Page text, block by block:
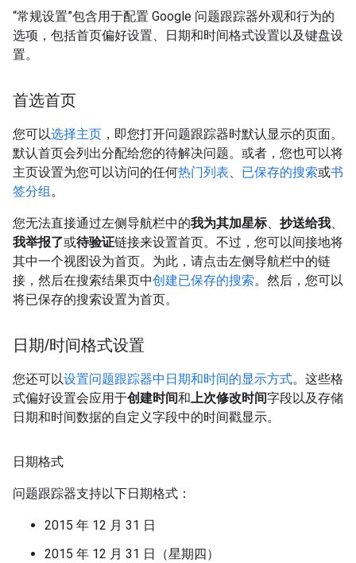
“常规设置”包含用于配置 Google 问题跟踪器外观和行为的
选项，包括首页偏好设置、日期和时间格式设置以及键盘设
置。
首选首页
您可以选择主页 ，即您打开问题跟踪器时默认显示的页面。
默认首页会列出分配给您的待解决问题。或者，您也可以将
主页设置为您可以访问的任何热门列表、 已保存的搜索或书
签分组。
您无法直接通过左侧导航栏中的我为其加星标、 抄送给我、
我举报了或待验证链接来设置首页。不过，您可以间接地将
其中一个视图设为首页。为此，请点击左侧导航栏中的链
接，然后在搜索结果页中创建已保存的搜索。然后，您可以
将已保存的搜索设置为首页。
日期/时间格式设置
您还可以设置问题跟踪器中日期和时间的显示方式。这些格
式偏好设置会应用于创建时间和上次修改时间字段以及存储
日期和时间数据的自定义字段中的时间戳显示。
日期格式
问题跟踪器支持以下日期格式：
2015 年 12 月 31 日
2015 年 12 月 31 日（星期四）